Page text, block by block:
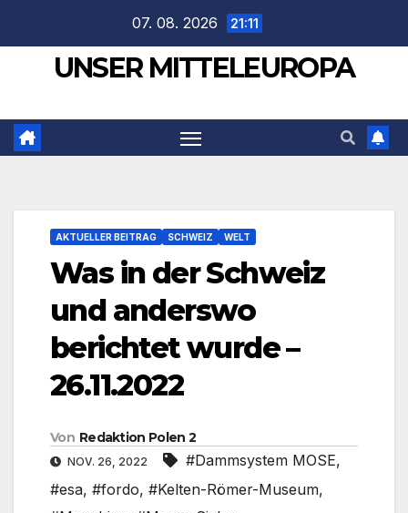
springen
07. 08. 2026 21:11
UNSER MITTELEUROPA
AKTUELLER BEITRAG SCHWEIZ WELT
Was in der Schweiz
und anderswo
berichtet wurde –
26.11.2022
Von Redaktion Polen 2
NOV. 26, 2022 #Dammsystem MOSE,
#esa, #fordo, #Kelten-Römer-Museum,